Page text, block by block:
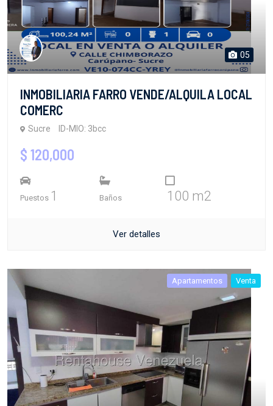
05
INMOBILIARIA FARRO VENDE/ALQUILA LOCAL
COMERC
Sucre ID-MIO: 3bcc
$ 120,000
Puestos 1 Baños 100 m2
Ver detalles
Apartamentos Venta